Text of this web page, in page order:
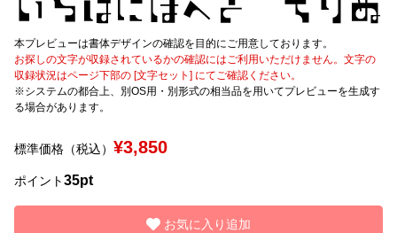
セット or 単体
本プレビューは書体デザインの確認を目的にご用意しております。
お探しの文字が収録されているかの確認にはご利用いただけません。文字の
収録状況はページ下部の [文字セット] にてご確認ください。
※システムの都合上、別OS用・別形式の相当品を用いてプレビューを生成す
る場合があります。
標準価格（税込） ¥3,850
ポイント35pt
お気に入り追加